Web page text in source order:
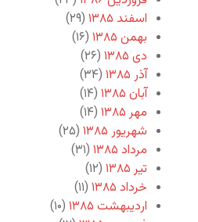
اسفند ۱۳۸۵
(۲۹)
بهمن ۱۳۸۵
(۱۶)
دی ۱۳۸۵
(۲۶)
آذر ۱۳۸۵
(۳۴)
آبان ۱۳۸۵
(۱۴)
مهر ۱۳۸۵
(۱۴)
شهریور ۱۳۸۵
(۲۵)
مرداد ۱۳۸۵
(۳۱)
تیر ۱۳۸۵
(۱۲)
خرداد ۱۳۸۵
(۱۱)
اردیبهشت ۱۳۸۵
(۱۰)